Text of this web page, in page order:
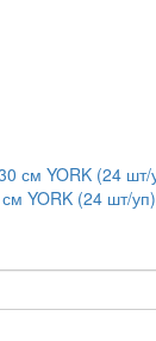
YORK (24 шт/уп)